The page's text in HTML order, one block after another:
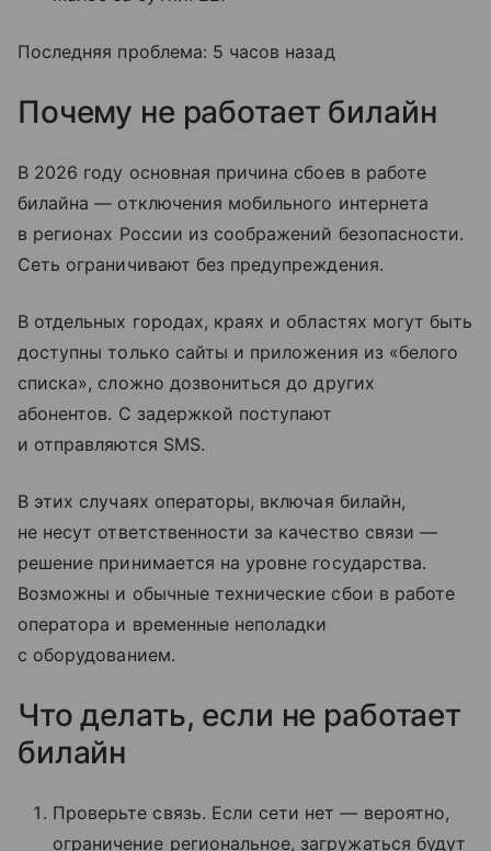
Последняя проблема: 5 часов назад
Почему не работает билайн
В 2026 году основная причина сбоев в работе
билайна — отключения мобильного интернета
в регионах России из соображений безопасности.
Сеть ограничивают без предупреждения.
В отдельных городах, краях и областях могут быть
доступны только сайты и приложения из «белого
списка», сложно дозвониться до других
абонентов. С задержкой поступают
и отправляются SMS.
В этих случаях операторы, включая билайн,
не несут ответственности за качество связи —
решение принимается на уровне государства.
Возможны и обычные технические сбои в работе
оператора и временные неполадки
с оборудованием.
Что делать, если не работает
билайн
Проверьте связь. Если сети нет — вероятно,
ограничение региональное, загружаться будут